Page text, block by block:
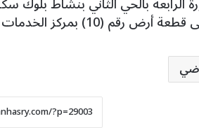
الخدمات الرئيسي بنشاط تجاري، بمساحة 664 مترًا مربعًا.